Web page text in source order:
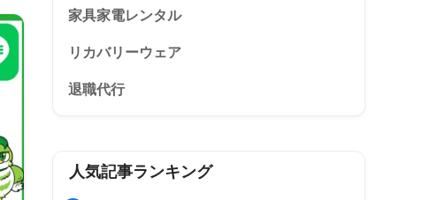
家具家電レンタル
リカバリーウェア
退職代行
人気記事ランキング